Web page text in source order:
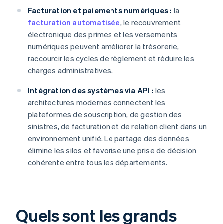
Facturation et paiements numériques : la
facturation automatisée, le recouvrement
électronique des primes et les versements
numériques peuvent améliorer la trésorerie,
raccourcir les cycles de règlement et réduire les
charges administratives.
Intégration des systèmes via API : les
architectures modernes connectent les
plateformes de souscription, de gestion des
sinistres, de facturation et de relation client dans un
environnement unifié. Le partage des données
élimine les silos et favorise une prise de décision
cohérente entre tous les départements.
Quels sont les grands